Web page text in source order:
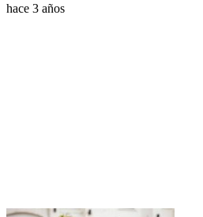
hace 3 años